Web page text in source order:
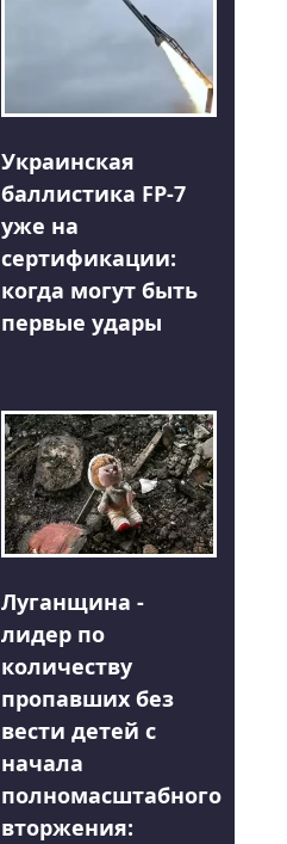
Украинская
баллистика FP-7
уже на
сертификации:
когда могут быть
первые удары
Луганщина -
лидер по
количеству
пропавших без
вести детей с
начала
полномасштабного
вторжения: